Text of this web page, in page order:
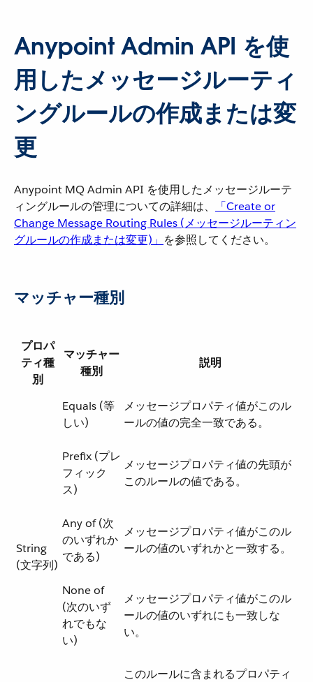
Anypoint Admin API を使
用したメッセージルーティ
ングルールの作成または変
更
Anypoint MQ Admin API を使用したメッセージルーテ
ィングルールの管理についての詳細は、​
「Create or
Change Message Routing Rules (メッセージルーティン
グルールの作成または変更)」 ​を参照してください。
マッチャー種別
プロパ
ティ種
別
マッチャー
種別
説明
String
(文字列)
Equals (等
しい)
メッセージプロパティ値がこのル
ールの値の完全一致である。
Prefix (プレ
フィック
ス)
メッセージプロパティ値の先頭が
このルールの値である。
Any of (次
のいずれか
である)
メッセージプロパティ値がこのル
ールの値のいずれかと一致する。
None of
(次のいず
れでもな
い)
メッセージプロパティ値がこのル
ールの値のいずれにも一致しな
い。
このルールに含まれるプロパティ